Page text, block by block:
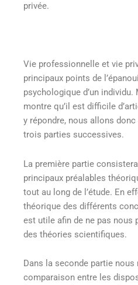
privée.
Vie professionnelle et vie
principaux points de
psychologique d’un
montre qu’il est difficile
y répondre, nous allons
trois parties successives.
La première partie
principaux préalables
tout au long de l’étude. En
théorique des différents
est utile afin de ne pas nous
des théories scientifiques.
Dans la seconde partie
comparaison entre les